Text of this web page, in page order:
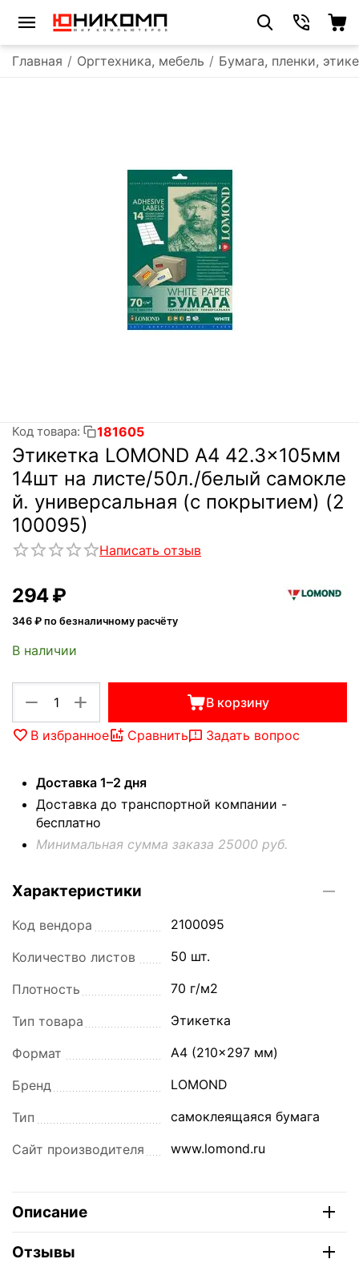
Главная / Оргтехника, мебель / Бумага, пленки,
Код товара: 181605
Этикетка LOMOND A4 42.3x105мм
14шт на листе/50л./белый самокле
й. универсальная (с покрытием) (2
100095)
Написать отзыв
‍294‍₽
346 ₽ по безналичному расчёту
В наличии
+
− В корзину
В избранное Сравнить Задать вопрос
Доставка 1–2 дня
Доставка до транспортной компании -
бесплатно
Минимальная сумма заказа 25000 руб.
Характеристики
Код вендора 2100095
Количество листов 50 шт.
Плотность 70 г/м2
Тип товара Этикетка
Формат A4 (210x297 мм)
Бренд LOMOND
Тип самоклеящаяся бумага
Сайт производителя www.lomond.ru
Описание
Отзывы